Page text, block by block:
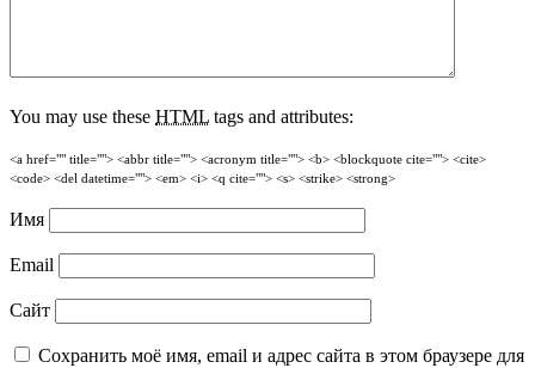
You may use these HTML tags and attributes:
<a href="" title=""> <abbr title=""> <acronym title=""> <b> <blockquote cite=""> <cite>
<code> <del datetime=""> <em> <i> <q cite=""> <s> <strike> <strong>
Имя
Email
Сайт
Сохранить моё имя, email и адрес сайта в этом браузере для